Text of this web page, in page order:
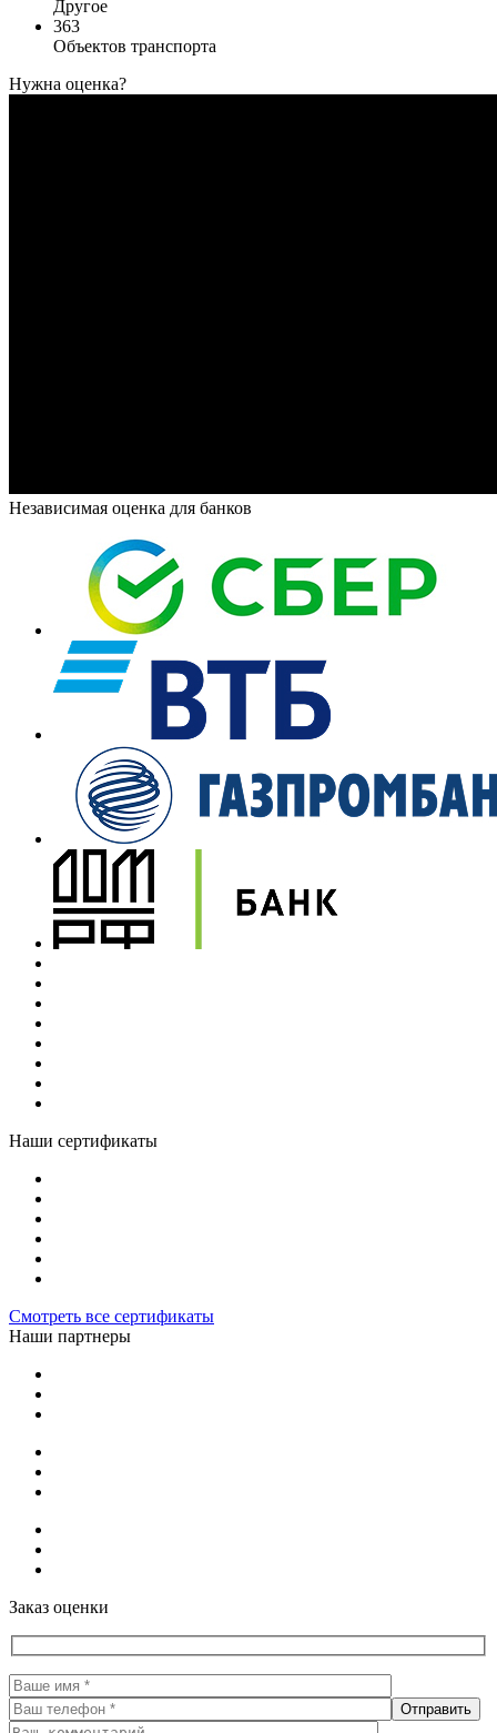
Другое
363
Объектов транспорта
Нужна оценка?
Независимая оценка для банков
Наши сертификаты
Смотреть все сертификаты
Наши партнеры
Заказ оценки